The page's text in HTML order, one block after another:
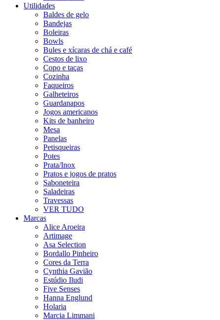
Utilidades
Baldes de gelo
Bandejas
Boleiras
Bowls
Bules e xícaras de chá e café
Cestos de lixo
Copo e taças
Cozinha
Faqueiros
Galheteiros
Guardanapos
Jogos americanos
Kits de banheiro
Mesa
Panelas
Petisqueiras
Potes
Prata/Inox
Pratos e jogos de pratos
Saboneteira
Saladeiras
Travessas
VER TUDO
Marcas
Alice Aroeira
Artimage
Asa Selection
Bordallo Pinheiro
Cores da Terra
Cynthia Gavião
Estúdio Iludi
Five Senses
Hanna Englund
Holaria
Marcia Limmani